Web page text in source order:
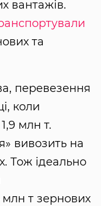
вантажів.
та
перевезення
коли
млн т.
вивозить на
Тож ідеально
млн т зернових